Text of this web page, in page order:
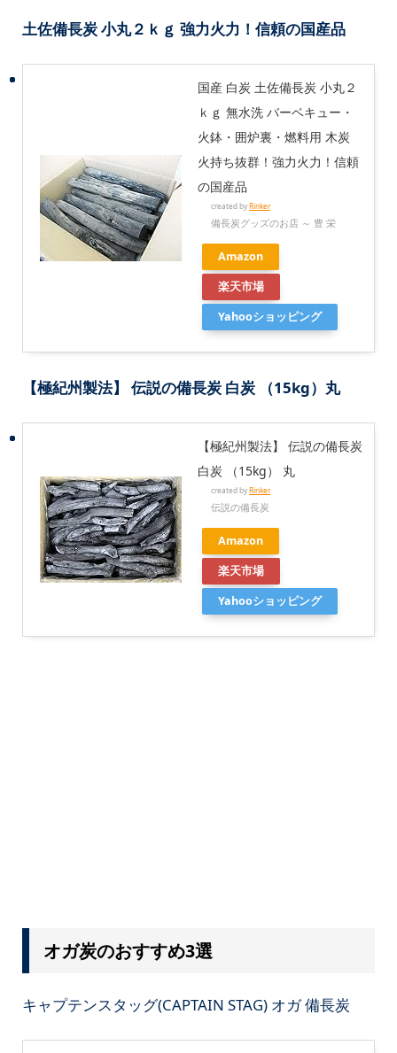
土佐備長炭 小丸２ｋｇ 強力火力！信頼の国産品
国産 白炭 土佐備長炭 小丸２
ｋｇ 無水洗 バーベキュー・
火鉢・囲炉裏・燃料用 木炭
火持ち抜群！強力火力！信頼
の国産品
created byRinker
備長炭グッズのお店 ～ 豊 栄
Amazon
楽天市場
Yahooショッピング
【極紀州製法】 伝説の備長炭 白炭 （15kg）丸
【極紀州製法】 伝説の備長炭
白炭 （15kg） 丸
created byRinker
伝説の備長炭
Amazon
楽天市場
Yahooショッピング
オガ炭のおすすめ3選
キャプテンスタッグ(CAPTAIN STAG) オガ 備長炭